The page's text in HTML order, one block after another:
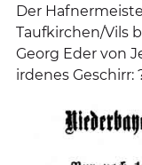
Der
Taufkirchen/Vils
Georg Eder von
irdenes Geschirr: